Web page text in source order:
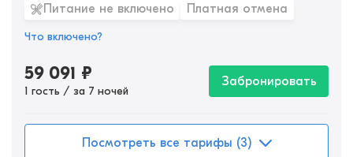
Питание не включено Платная отмена
Что включено?
59 091 ₽
1 гость / за 7 ночей
Забронировать
Посмотреть все тарифы (3)